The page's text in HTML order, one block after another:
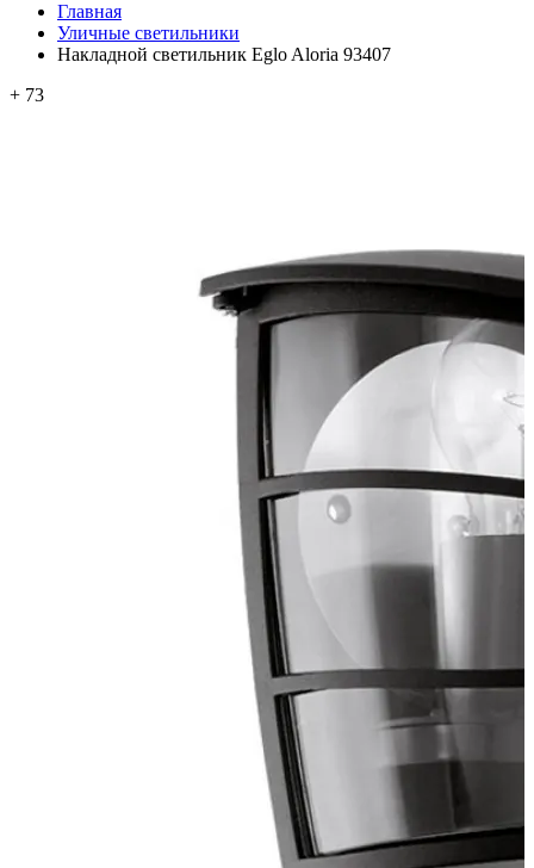
Главная
Уличные светильники
Накладной светильник Eglo Aloria 93407
+ 73